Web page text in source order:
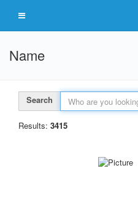
Name
Search
Results: 3415